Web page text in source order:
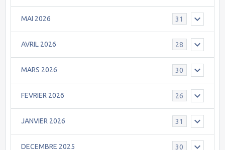
MAI 2026 31
AVRIL 2026 28
MARS 2026 30
FEVRIER 2026 26
JANVIER 2026 31
DECEMBRE 2025 30